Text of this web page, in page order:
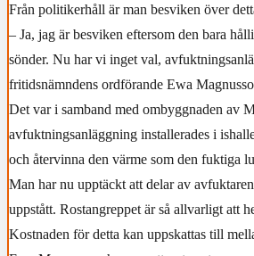
Från politikerhåll är man besviken över
– Ja, jag är besviken eftersom den bara
sönder. Nu har vi inget val,
fritidsnämndens ordförande Ewa
Det var i samband med ombyggnaden av
avfuktningsanläggning installerades i
och återvinna den värme som den fuktiga
Man har nu upptäckt att delar av
uppstått. Rostangreppet är så allvarligt att
Kostnaden för detta kan uppskattas till